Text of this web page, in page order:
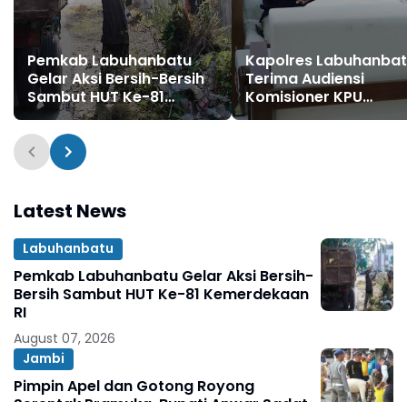
Pemkab Labuhanbatu
Gelar Aksi Bersih-Bersih
Sambut HUT Ke-81
Kemerdekaan RI
Kapolres
Terima Audiensi
Komisioner KPU
Labuhanbatu dan
Latest News
Labuhanbatu
Pemkab Labuhanbatu Gelar Aksi Bersih-
Bersih Sambut HUT Ke-81 Kemerdekaan
RI
August 07, 2026
Jambi
Pimpin Apel dan Gotong Royong